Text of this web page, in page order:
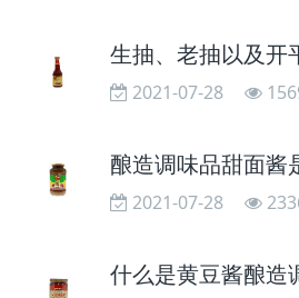
2021-07-28
酿造调味品甜面酱
2021-07-28
什么是黄豆酱酿造